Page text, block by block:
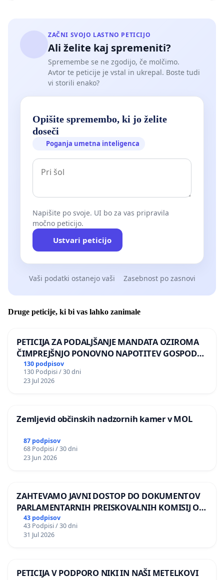
ZAČNI SVOJO LASTNO PETICIJO
Ali želite kaj spremeniti?
Spremembe se ne zgodijo, če molčimo.
Avtor te peticije je vstal in ukrepal. Boste tudi
vi storili enako?
Opišite spremembo, ki jo želite
doseči
Poganja umetna inteligenca
Napišite po svoje. UI bo za vas pripravila
močno peticijo.
Ustvari peticijo
Vaši podatki ostanejo vaši Zasebnost po zasnovi
Druge peticije, ki bi vas lahko zanimale
PETICIJA ZA PODALJŠANJE MANDATA OZIROMA
ČIMPREJŠNJO PONOVNO NAPOTITEV GOSPODA
BERNARDA ŠRAJNERJA NA VELEPOSLANIŠTVO
REPUBLIKE SLOVENIJE V MOSKVI
130 podpisov
130 Podpisi / 30 dni
23 Jul 2026
Zemljevid občinskih nadzornih kamer v MOL
87 podpisov
68 Podpisi / 30 dni
23 Jun 2026
ZAHTEVAMO JAVNI DOSTOP DO DOKUMENTOV
PARLAMENTARNIH PREISKOVALNIH KOMISIJ O
ILEGALNI TRGOVINI Z OROŽJEM
43 podpisov
43 Podpisi / 30 dni
31 Jul 2026
PETICIJA V PODPORO NIKI IN NAŠI METELKOVI